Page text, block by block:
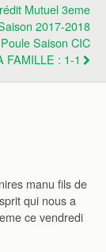
Mutuel 3eme
2017-2018
Saison CIC
FAMILLE : 1-1
manu fils de
qui nous a
ce vendredi